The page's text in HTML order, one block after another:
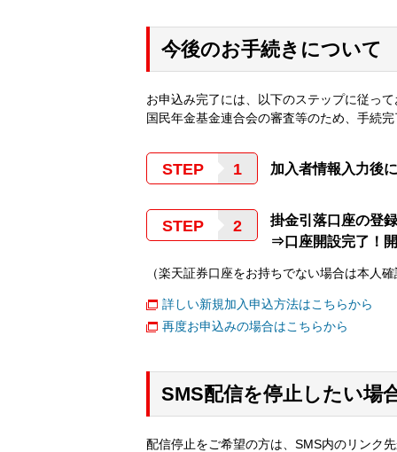
今後のお手続きについて
お申込み完了には、以下のステップに従っ
国民年金基金連合会の審査等のため、手続
STEP 加入者情報入力後
STEP
掛金引落口座の登
⇒口座開設完了！
（楽天証券口座をお持ちでない場合は本人
詳しい新規加入申込方法はこちらから
再度お申込みの場合はこちらから
SMS配信を停止したい場
配信停止をご希望の方は、SMS内のリンク